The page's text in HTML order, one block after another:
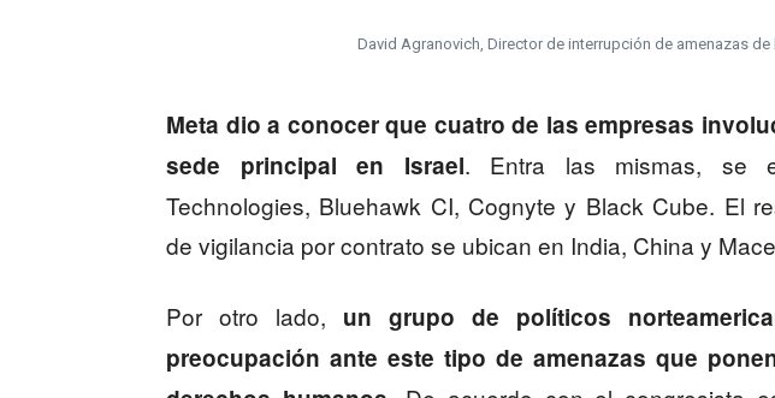
David Agranovich, Director de interrupción de amenazas de
Meta dio a conocer que cuatro de las empresas
sede principal en Israel. Entra las mismas, se
Technologies, Bluehawk CI, Cognyte y Black Cube. El
de vigilancia por contrato se ubican en India, China y
Por otro lado, un grupo de políticos
preocupación ante este tipo de amenazas que